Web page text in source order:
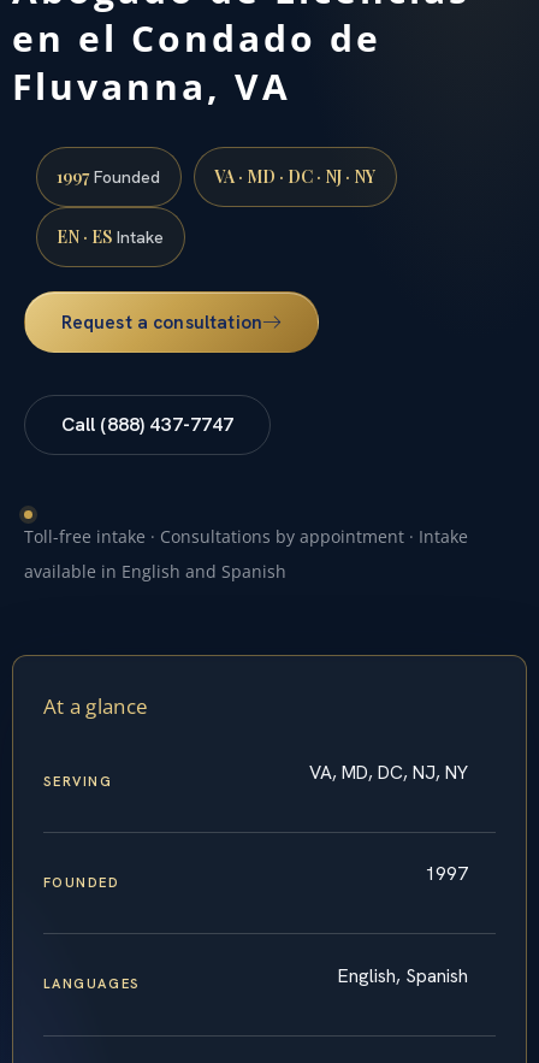
en el Condado de
Fluvanna, VA
1997Founded VA · MD · DC · NJ · NY
EN · ES Intake
Request a consultation
Call (888) 437-7747
Toll-free intake · Consultations by appointment · Intake
available in English and Spanish
At a glance
SERVING VA, MD, DC, NJ, NY
FOUNDED 1997
LANGUAGES English, Spanish